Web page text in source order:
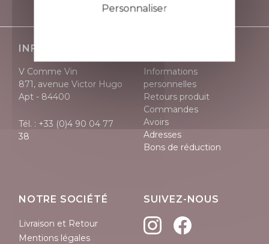
INFORMATIONS
V Comme Vin
871, avenue Victor Hugo
Apt - 84400
Tél. : +33 (0)4 90 04 77
38
Informations
personnelles
Retours produit
Commandes
Avoirs
Adresses
Bons de réduction
NOTRE SOCIÉTÉ
Livraison et Retour
Mentions légales
SUIVEZ-NOUS
Personnaliser